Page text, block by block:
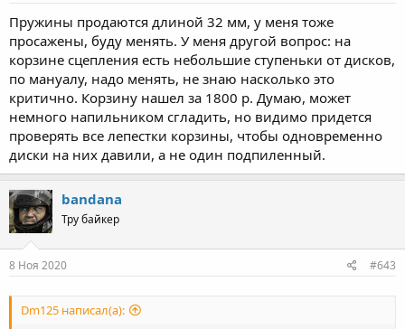
Пружины продаются длиной 32 мм, у меня тоже
просажены, буду менять. У меня другой вопрос: на
корзине сцепления есть небольшие ступеньки от дисков,
по мануалу, надо менять, не знаю насколько это
критично. Корзину нашел за 1800 р. Думаю, может
немного напильником сгладить, но видимо придется
проверять все лепестки корзины, чтобы одновременно
диски на них давили, а не один подпиленный.
bandana
Тру байкер
8 Ноя 2020 #643
Dm125 написал(а):